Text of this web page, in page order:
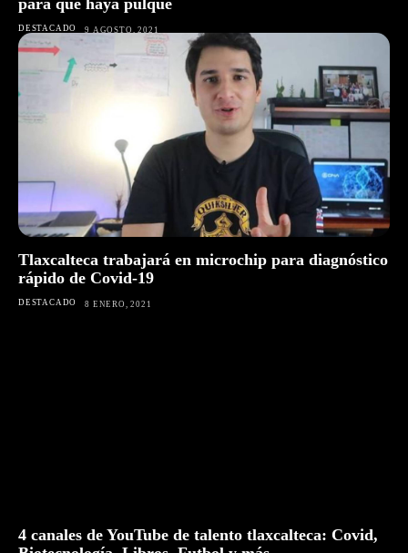
DESTACADO 9 AGOSTO, 2021
Tlaxcalteca trabajará en microchip para diagnóstico
rápido de Covid-19
DESTACADO 8 ENERO, 2021
4 canales de YouTube de talento tlaxcalteca: Covid,